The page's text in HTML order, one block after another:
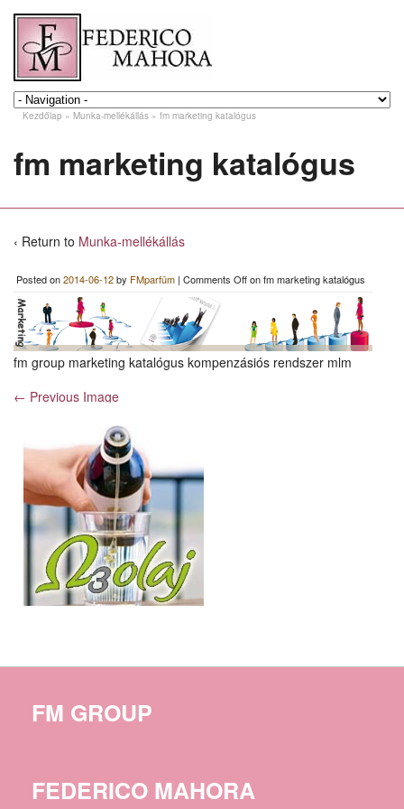
Kezdőlap » Munka-mellékállás » fm marketing katalógus
fm marketing katalógus
‹ Return to Munka-mellékállás
Posted on2014-06-12by FMparfüm | Comments Offon fm marketing katalógus
fm group marketing katalógus kompenzásiós rendszer mlm
← Previous Image
FM GROUP
FEDERICO MAHORA